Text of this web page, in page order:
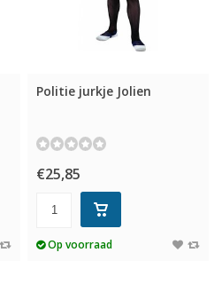
Politie jurkje Jolien
€25,85
Op voorraad